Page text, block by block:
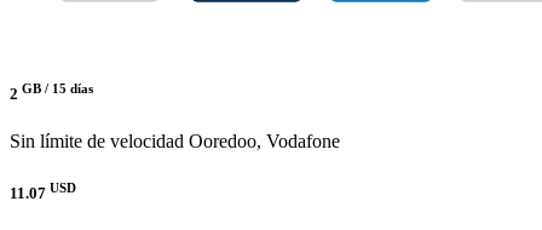
2 GB / 15 días
Sin límite de velocidad Ooredoo, Vodafone
11.07 USD